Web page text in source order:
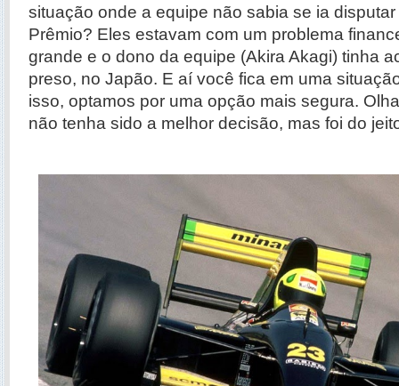
situação onde a equipe não sabia se ia
Prêmio? Eles estavam com um problema
grande e o dono da equipe (Akira Akagi) tinha
preso, no Japão. E aí você fica em uma
isso, optamos por uma opção mais segura.
não tenha sido a melhor decisão, mas foi do